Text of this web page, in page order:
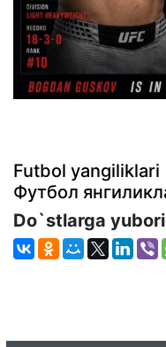
Futbol yangiliklari
Футбол
Do`stlarga